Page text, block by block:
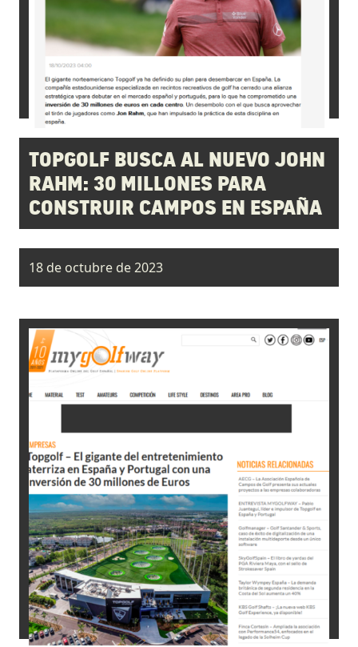
TOPGOLF BUSCA AL NUEVO JOHN
RAHM: 30 MILLONES PARA
CONSTRUIR CAMPOS EN ESPAÑA
18 de octubre de 2023